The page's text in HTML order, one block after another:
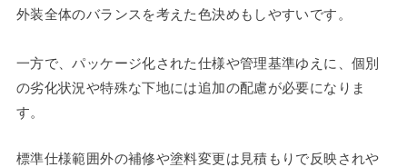
外装全体のバランスを考えた色決めもしやすいです。
一方で、パッケージ化された仕様や管理基準ゆえに、個別
の劣化状況や特殊な下地には追加の配慮が必要になりま
す。
標準仕様範囲外の補修や塗料変更は見積もりで反映されや